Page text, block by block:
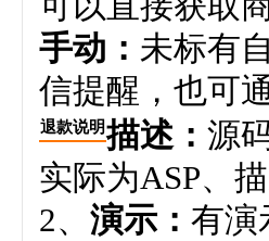
手动： 未标有
信提醒，也可
退款说明描述： 源
实际为ASP、
2、 演示： 有演